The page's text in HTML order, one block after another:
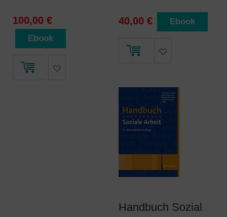
100,00 €
Ebook
40,00 € Ebook